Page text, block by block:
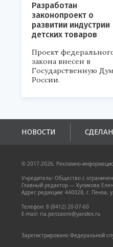
Разработан
законопроект о
развитии индустрии
детских товаров
Проект
закона внесен в
Государственную
России.
НОВОСТИ
© 2017-2026, Рекламно-
Учредитель: Общество с
Главный редактор — Куликова
Адрес редакции: 440028, г. Пенза,
Телефон: 8 (8412) 20-07-60
E-mail: ria.penzasmi@yandex.ru
Зарегистрировано Федеральной